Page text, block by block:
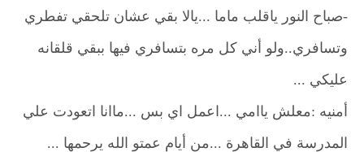
-صباح النور ياقلب ماما ...يالا بقي عشان تلحقي تفطري
وتسافري..ولو أني كل مره بتسافري فيها ببقي قلقانه
عليكي ...
أمنيه :معلش ياامي ...اعمل اي بس ...ماانا اتعودت علي
المدرسة في القاهرة ...من أيام عمتو الله يرحمها ...